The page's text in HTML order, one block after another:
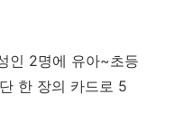
인 2명에 유아~초등
한 장의 카드로 5